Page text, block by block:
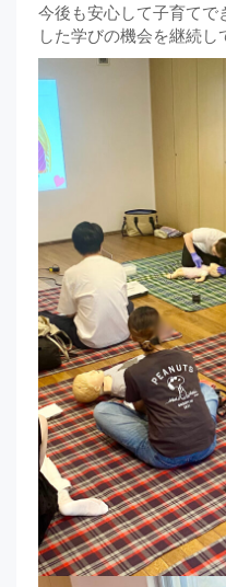
今後も安心して子育てで
した学びの機会を継続し